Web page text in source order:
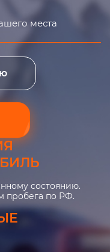
места
состоянию.
пробега по РФ.